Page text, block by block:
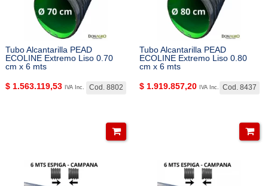
Tubo Alcantarilla PEAD
ECOLINE Extremo Liso 0.70
cm x 6 mts
Cod. 8802
$ 1.563.119,53 IVA Inc.
Tubo Alcantarilla PEAD
ECOLINE Extremo Liso 0.80
cm x 6 mts
Cod. 8437
$ 1.919.857,20 IVA Inc.